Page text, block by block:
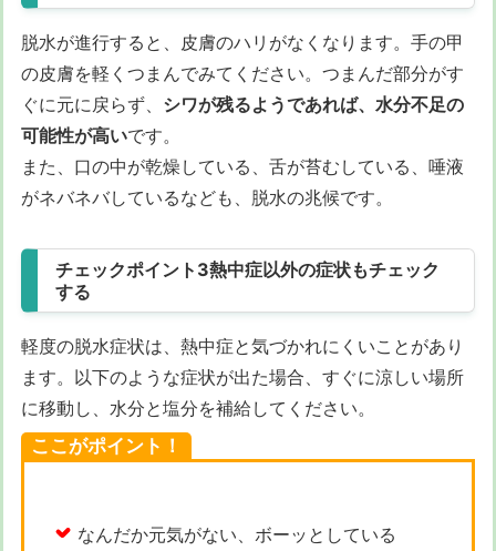
脱水が進行すると、皮膚のハリがなくなります。手の甲
の皮膚を軽くつまんでみてください。つまんだ部分がす
ぐに元に戻らず、 シワが残るようであれば、水分不足の
可能性が高いです。
また、口の中が乾燥している、舌が苔むしている、唾液
がネバネバしているなども、脱水の兆候です。
チェックポイント3熱中症以外の症状もチェック
する
軽度の脱水症状は、熱中症と気づかれにくいことがあり
ます。以下のような症状が出た場合、すぐに涼しい場所
に移動し、水分と塩分を補給してください。
ここがポイント！
なんだか元気がない、ボーッとしている